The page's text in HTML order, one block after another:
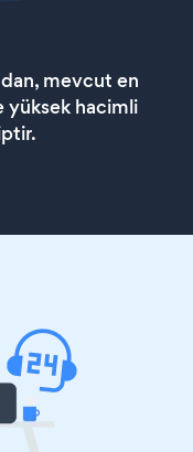
mevcut en
yüksek hacimli